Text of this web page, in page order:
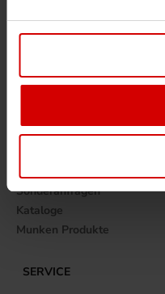
info@printnow.de
TOPPRODUKTE
Broschüren
Sonderanfragen
Kataloge
Munken Produkte
SERVICE